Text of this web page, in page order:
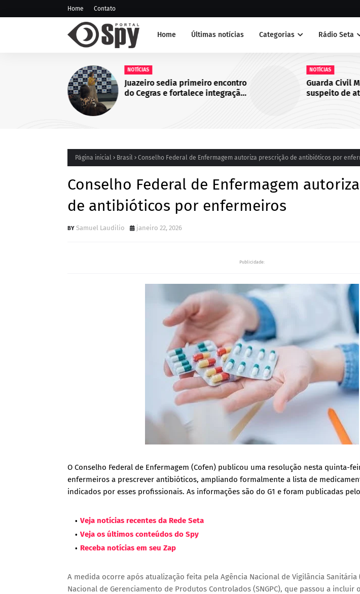
Home Contato
Home Últimas notícias Categorias Rádio Seta
NOTÍCIAS
Juazeiro sedia primeiro encontro
do Cegras e fortalece integração
NOTÍCIAS
Guarda Civil
suspeito de
Página inicial Brasil Conselho Federal de Enfermagem autoriza prescrição de antibióticos por
Conselho Federal de Enfermagem
de antibióticos por enfermeiros
Samuel Laudilio janeiro 22, 2026
Publicidade:
O Conselho Federal de Enfermagem (Cofen) publicou uma resolução nesta quinta-
enfermeiros a prescrever antibióticos, ampliando formalmente a lista de
indicados por esses profissionais. As informações são do G1 e foram publicadas
Veja notícias recentes da Rede Seta
Veja os últimos conteúdos do Spy
Receba notícias em seu Zap
A medida ocorre após atualização feita pela Agência Nacional de Vigilância Sanitária
Nacional de Gerenciamento de Produtos Controlados (SNGPC), que passou a